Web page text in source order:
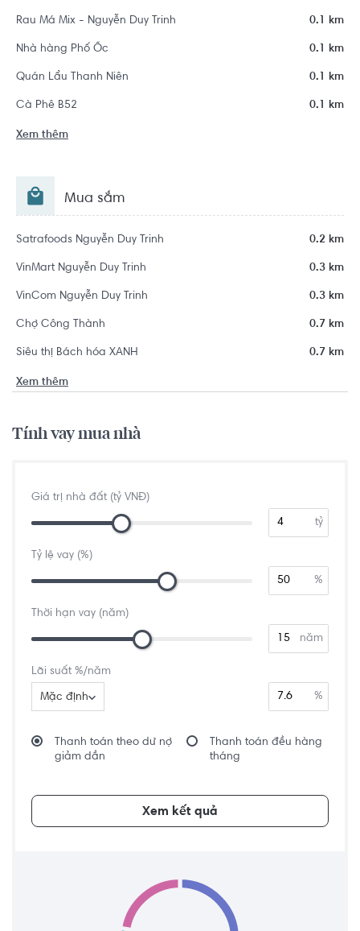
Rau Má Mix - Nguyễn Duy Trinh 0.1 km
Nhà hàng Phố Ốc 0.1 km
Quán Lẩu Thanh Niên 0.1 km
Cà Phê B52 0.1 km
Xem thêm
Mua sắm
Satrafoods Nguyễn Duy Trinh 0.2 km
VinMart Nguyễn Duy Trinh 0.3 km
VinCom Nguyễn Duy Trinh 0.3 km
Chợ Công Thành 0.7 km
Siêu thị Bách hóa XANH 0.7 km
Xem thêm
Tính vay mua nhà
Giá trị nhà đất (tỷ VNĐ)
tỷ
Tỷ lệ vay (%)
%
Thời hạn vay (năm)
năm
Lãi suất %/năm
Mặc định %
Thanh toán theo dư nợ
giảm dần
Thanh toán đều hàng
tháng
Xem kết quả